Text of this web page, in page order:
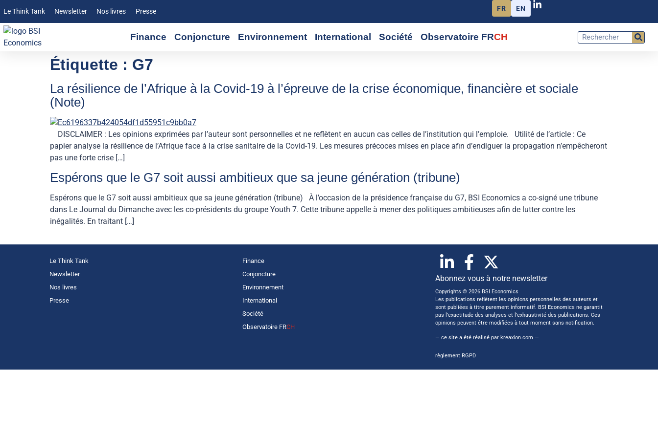
Le Think Tank Newsletter Nos livres Presse FR EN
Finance Conjoncture Environnement International Société Observatoire FRCH
Étiquette : G7
La résilience de l’Afrique à la Covid-19 à l’épreuve de la crise économique, financière et sociale
(Note)
DISCLAIMER : Les opinions exprimées par l’auteur sont personnelles et ne reflètent en aucun cas celles de l’institution qui l’emploie. Utilité de l’article : Ce
papier analyse la résilience de l’Afrique face à la crise sanitaire de la Covid-19. Les mesures précoces mises en place afin d’endiguer la propagation n’empêcheront
pas une forte crise […]
Espérons que le G7 soit aussi ambitieux que sa jeune génération (tribune)
Espérons que le G7 soit aussi ambitieux que sa jeune génération (tribune) À l’occasion de la présidence française du G7, BSI Economics a co-signé une tribune
dans Le Journal du Dimanche avec les co-présidents du groupe Youth 7. Cette tribune appelle à mener des politiques ambitieuses afin de lutter contre les
inégalités. En traitant […]
Le Think Tank
Newsletter
Nos livres
Presse
Finance
Conjoncture
Environnement
International
Société
Observatoire FRCH
Abonnez vous à notre newsletter
Copyrights © 2026 BSI Economics
Les publications reflètent les opinions personnelles des auteurs et
sont publiées à titre purement informatif. BSI Economics ne garantit
pas l’exactitude des analyses et l’exhaustivité des publications. Ces
opinions peuvent être modifiées à tout moment sans notification.
— ce site a été réalisé par kreaxion.com —
règlement RGPD